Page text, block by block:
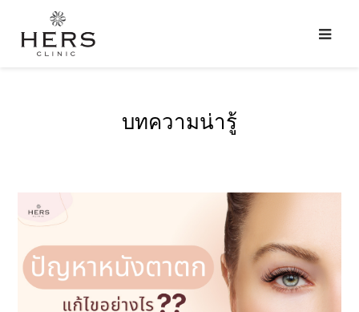
บทความน่ารู้